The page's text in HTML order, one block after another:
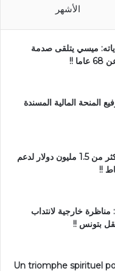
الأشهر
ميسي يتلقى صدمة
!!
المنحة المالية المسندة
أمريكا تمنح تونس أكثر من 1.5 مليون دولار لدعم
!!
خارجية لانتداب
Un triomphe spirituel